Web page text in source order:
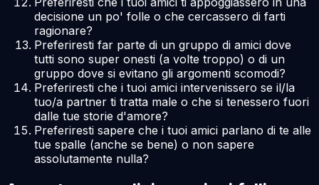
decisione un po' folle o che cercassero di farti
ragionare?
Preferiresti far parte di un gruppo di amici dove
tutti sono super onesti (a volte troppo) o di un
gruppo dove si evitano gli argomenti scomodi?
Preferiresti che i tuoi amici intervenissero se il/la
tuo/a partner ti tratta male o che si tenessero fuori
dalle tue storie d'amore?
Preferiresti sapere che i tuoi amici parlano di te alle
tue spalle (anche se bene) o non sapere
assolutamente nulla?